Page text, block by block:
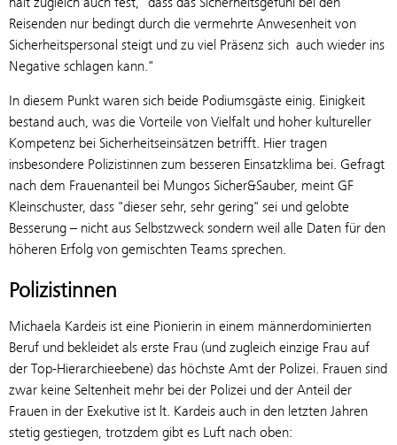
Reisenden nur bedingt durch die vermehrte Anwesenheit von
Sicherheitspersonal steigt und zu viel Präsenz sich auch wieder ins
Negative schlagen kann."
In diesem Punkt waren sich beide Podiumsgäste einig. Einigkeit
bestand auch, was die Vorteile von Vielfalt und hoher kultureller
Kompetenz bei Sicherheitseinsätzen betrifft. Hier tragen
insbesondere Polizistinnen zum besseren Einsatzklima bei. Gefragt
nach dem Frauenanteil bei Mungos Sicher&Sauber, meint GF
Kleinschuster, dass "dieser sehr, sehr gering" sei und gelobte
Besserung – nicht aus Selbstzweck sondern weil alle Daten für den
höheren Erfolg von gemischten Teams sprechen.
Polizistinnen
Michaela Kardeis ist eine Pionierin in einem männerdominierten
Beruf und bekleidet als erste Frau (und zugleich einzige Frau auf
der Top-Hierarchieebene) das höchste Amt der Polizei. Frauen sind
zwar keine Seltenheit mehr bei der Polizei und der Anteil der
Frauen in der Exekutive ist lt. Kardeis auch in den letzten Jahren
stetig gestiegen, trotzdem gibt es Luft nach oben: